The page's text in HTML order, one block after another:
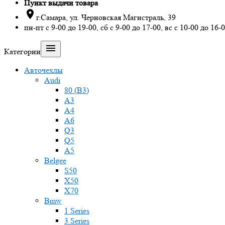
Пункт выдачи товара
 г.Самара, ул. Черновская Магистраль, 39
пн-пт с 9-00 до 19-00, сб с 9-00 до 17-00, вс с 10-00 до 16-
Категории 
Авточехлы
Audi
80 (B3)
A3
A4
A6
Q3
Q5
A5
Belgee
S50
X50
X70
Bmw
1 Series
3 Series